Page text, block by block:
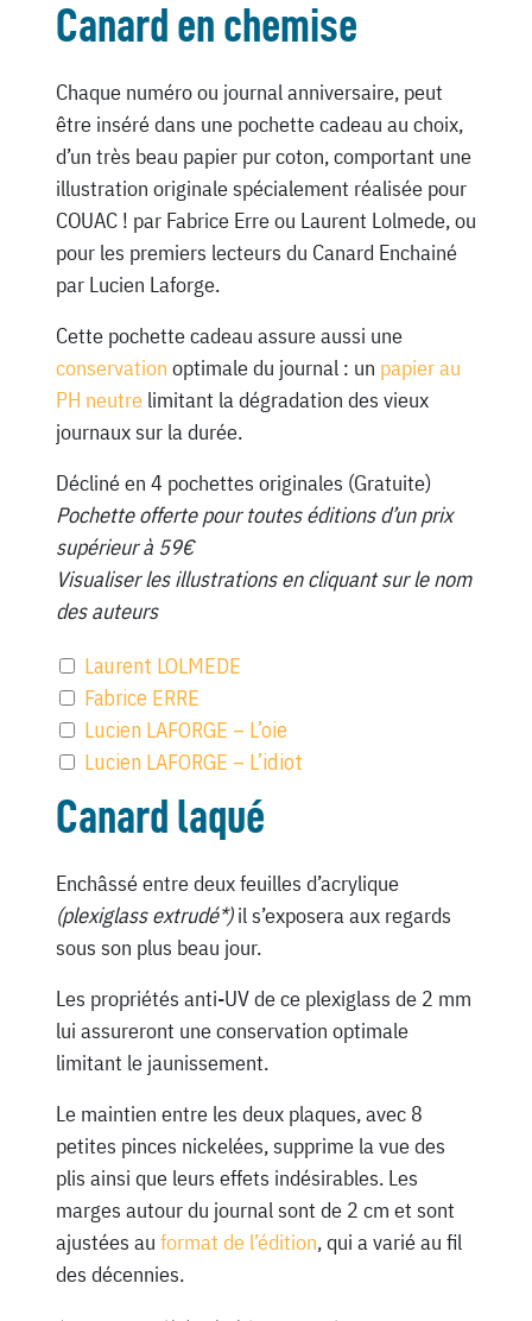
Canard en chemise
Chaque numéro ou journal anniversaire, peut
être inséré dans une pochette cadeau au choix,
d’un très beau papier pur coton, comportant une
illustration originale spécialement réalisée pour
COUAC ! par Fabrice Erre ou Laurent Lolmede, ou
pour les premiers lecteurs du Canard Enchainé
par Lucien Laforge.
Cette pochette cadeau assure aussi une
conservation optimale du journal : un papier au
PH neutrelimitant la dégradation des vieux
journaux sur la durée.
Décliné en 4 pochettes originales (Gratuite)
Pochette offerte pour toutes éditions d’un prix
supérieur à 59€
Visualiser les illustrations en cliquant sur le nom
des auteurs
Laurent LOLMEDE
Fabrice ERRE
Lucien LAFORGE – L’oie
Lucien LAFORGE – L’idiot
Canard laqué
Enchâssé entre deux feuilles d’acrylique
(plexiglass extrudé*)il s’exposera aux regards
sous son plus beau jour.
Les propriétés anti-UV de ce plexiglass de 2 mm
lui assureront une conservation optimale
limitant le jaunissement.
Le maintien entre les deux plaques, avec 8
petites pinces nickelées, supprime la vue des
plis ainsi que leurs effets indésirables. Les
marges autour du journal sont de 2 cm et sont
ajustées au format de l’édition, qui a varié au fil
des décennies.